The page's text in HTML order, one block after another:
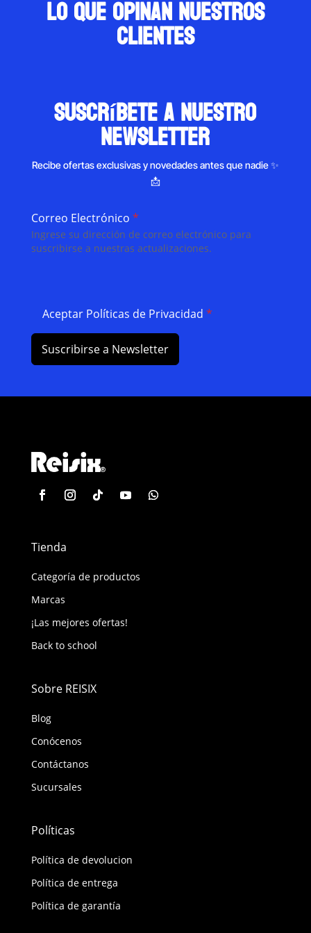
Lo que opinan nuestros
clientes
suscríbete a nuestro
newsletter
Recibe ofertas exclusivas y novedades antes que nadie ✨
📩
Correo Electrónico *
Ingrese su dirección de correo electrónico para
suscribirse a nuestras actualizaciones.
Aceptar Políticas de Privacidad *
Suscribirse a Newsletter
Tienda
Categoría de productos
Marcas
¡Las mejores ofertas!
Back to school
Sobre REISIX
Blog
Conócenos
Contáctanos
Sucursales
Políticas
Política de devolucion
Política de entrega
Política de garantía